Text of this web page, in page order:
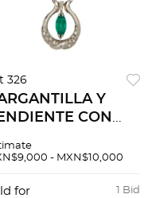
326
Y
CON
EN
- MXN$10,000
1 Bid
for